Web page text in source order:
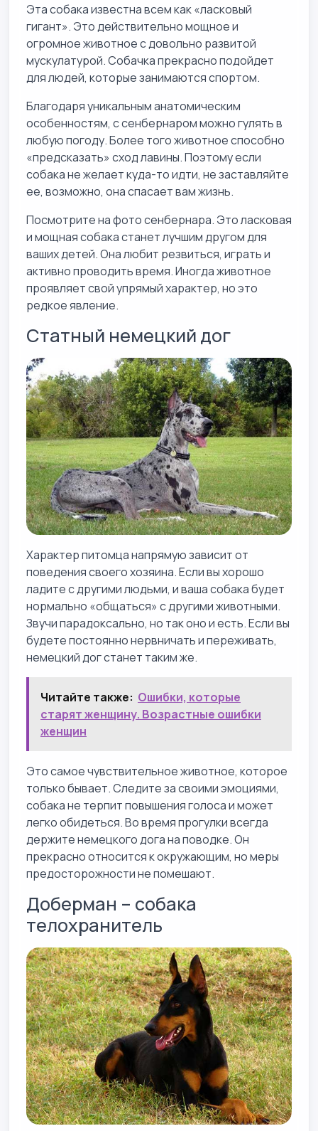
Эта собака известна всем как «ласковый
гигант». Это действительно мощное и
огромное животное с довольно развитой
мускулатурой. Собачка прекрасно подойдет
для людей, которые занимаются спортом.
Благодаря уникальным анатомическим
особенностям, с сенбернаром можно гулять в
любую погоду. Более того животное способно
«предсказать» сход лавины. Поэтому если
собака не желает куда-то идти, не заставляйте
ее, возможно, она спасает вам жизнь.
Посмотрите на фото сенбернара. Это ласковая
и мощная собака станет лучшим другом для
ваших детей. Она любит резвиться, играть и
активно проводить время. Иногда животное
проявляет свой упрямый характер, но это
редкое явление.
Статный немецкий дог
Характер питомца напрямую зависит от
поведения своего хозяина. Если вы хорошо
ладите с другими людьми, и ваша собака будет
нормально «общаться» с другими животными.
Звучи парадоксально, но так оно и есть. Если вы
будете постоянно нервничать и переживать,
немецкий дог станет таким же.
Читайте также: Ошибки, которые
старят женщину. Возрастные ошибки
женщин
Это самое чувствительное животное, которое
только бывает. Следите за своими эмоциями,
собака не терпит повышения голоса и может
легко обидеться. Во время прогулки всегда
держите немецкого дога на поводке. Он
прекрасно относится к окружающим, но меры
предосторожности не помешают.
Доберман – собака
телохранитель